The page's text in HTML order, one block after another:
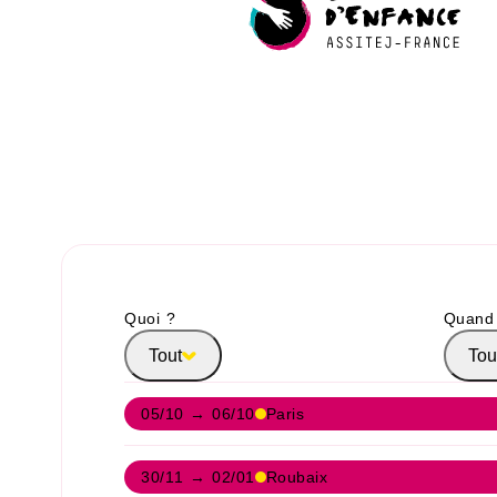
Quoi ?
Tout
05/10 → 06/10 Paris
30/11 → 02/01 Roubaix